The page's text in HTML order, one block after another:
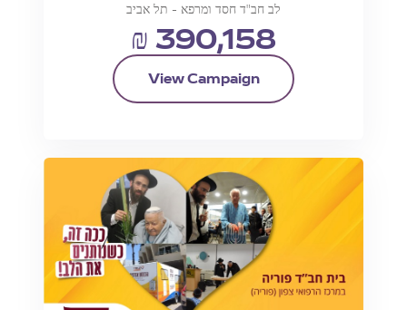
לב חב"ד חסד ומרפא - תל אביב
₪ 390,158
View Campaign